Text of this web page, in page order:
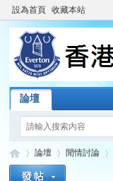
設為首頁 收藏本站
論壇
論壇 閒情討論